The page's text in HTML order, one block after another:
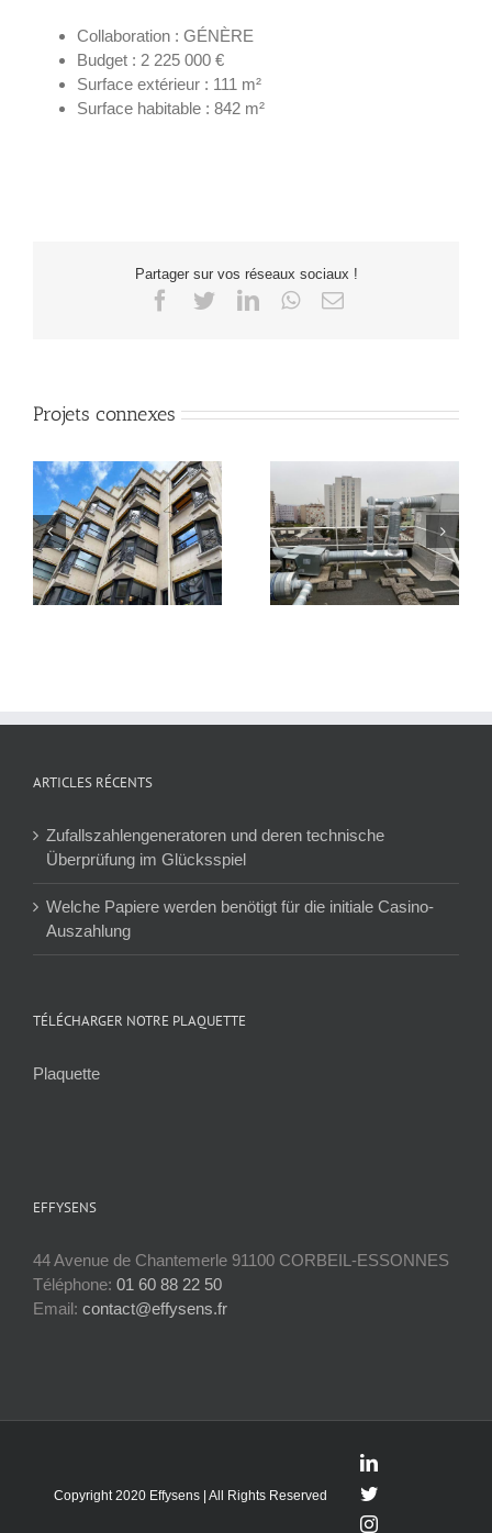
Collaboration : GÉNÈRE
Budget : 2 225 000 €
Surface extérieur : 111 m²
Surface habitable : 842 m²
Partager sur vos réseaux sociaux !
Facebook
TwitterLinkedInWhatsApp
Email
Projets connexes
Réhabilitation
Aubervilliers 03
Equilibrage hydraulique
chauffage – RATP
HABITAT
ARTICLES RÉCENTS
Zufallszahlengeneratoren und deren technische
Überprüfung im Glücksspiel
Welche Papiere werden benötigt für die initiale Casino-
Auszahlung
TÉLÉCHARGER NOTRE PLAQUETTE
Plaquette
EFFYSENS
44 Avenue de Chantemerle 91100 CORBEIL-ESSONNES
Téléphone: 01 60 88 22 50
Email: contact@effysens.fr
Copyright 2020 Effysens | All Rights Reserved
LinkedIn
Twitter
Instagram